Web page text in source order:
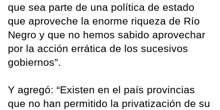
que sea parte de una política de estado
que aproveche la enorme riqueza de Río
Negro y que no hemos sabido aprovechar
por la acción errática de los sucesivos
gobiernos”.
Y agregó: “Existen en el país provincias
que no han permitido la privatización de su